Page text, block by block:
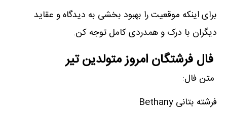
برای اینکه موقعیت را بهبود بخشی به دیدگاه و عقاید
دیگران با درک و همدردی کامل توجه کن.
فال فرشتگان امروز متولدین تیر
متن فال:
فرشته بتانی Bethany